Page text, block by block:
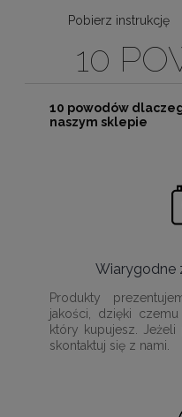
Pobierz instrukcję
10
10 powodów
naszym sklepie
Wiarygodne
Produkty
jakości, dzięki
który kupujesz.
skontaktuj się z nami.